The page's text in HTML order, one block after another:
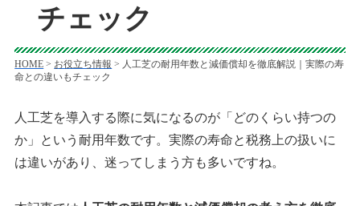
チェック
HOME > お役立ち情報 > 人工芝の耐用年数と減価償却を徹底解説｜実際の寿
命との違いもチェック
人工芝を導入する際に気になるのが「どのくらい持つの
か」という耐用年数です。実際の寿命と税務上の扱いに
は違いがあり、迷ってしまう方も多いですね。